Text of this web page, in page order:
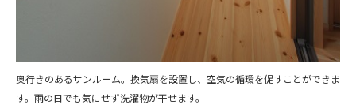
奥行きのあるサンルーム。換気扇を設置し、空気の循環を促すことができま
す。雨の日でも気にせず洗濯物が干せます。